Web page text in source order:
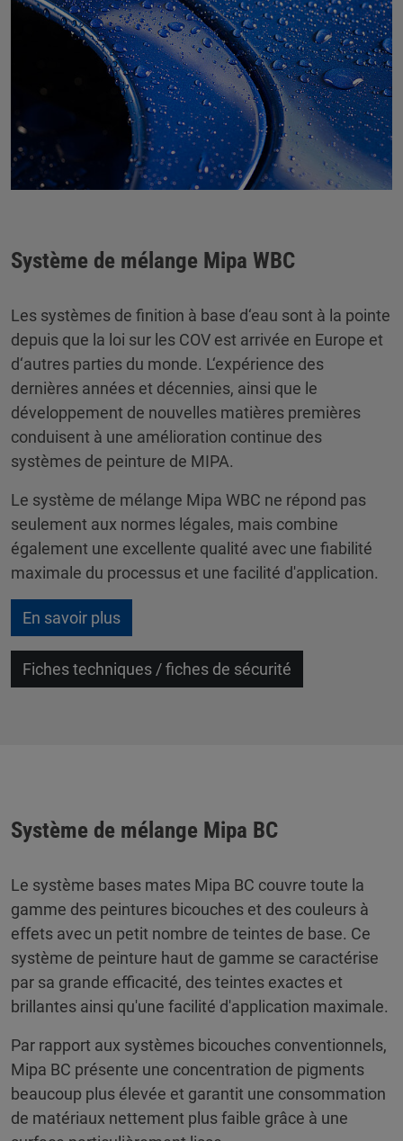
Système de mélange Mipa WBC
Les systèmes de finition à base d‘eau sont à la pointe
depuis que la loi sur les COV est arrivée en Europe et
d‘autres parties du monde. L‘expérience des
dernières années et décennies, ainsi que le
développement de nouvelles matières premières
conduisent à une amélioration continue des
systèmes de peinture de MIPA.
Le système de mélange Mipa WBC ne répond pas
seulement aux normes légales, mais combine
également une excellente qualité avec une fiabilité
maximale du processus et une facilité d'application.
En savoir plus
Fiches techniques / fiches de sécurité
Système de mélange Mipa BC
Le système bases mates Mipa BC couvre toute la
gamme des peintures bicouches et des couleurs à
effets avec un petit nombre de teintes de base. Ce
système de peinture haut de gamme se caractérise
par sa grande efficacité, des teintes exactes et
brillantes ainsi qu'une facilité d'application maximale.
Par rapport aux systèmes bicouches conventionnels,
Mipa BC présente une concentration de pigments
beaucoup plus élevée et garantit une consommation
de matériaux nettement plus faible grâce à une